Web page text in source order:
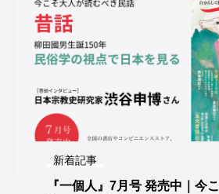
新着記事
『一個人』7月号 発売中｜今